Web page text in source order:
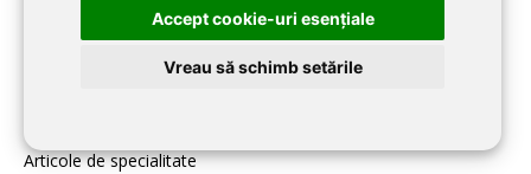
Accept cookie-uri esenţiale
Vreau să schimb setările
BLOG CLUJ CONSTRUCT:
Articole de specialitate